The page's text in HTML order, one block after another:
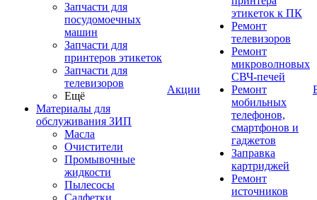
Запчасти для
посудомоечных
машин
Запчасти для
принтеров этикеток
Запчасти для
телевизоров
Ещё
Материалы для
обслуживания ЗИП
Масла
Очистители
Промывочные
жидкости
Пылесосы
Салфетки
Акции
этикеток к ПК
Ремонт
телевизоров
Ремонт
микроволновых
СВЧ-печей
Ремонт
мобильных
телефонов,
смартфонов и
гаджетов
Заправка
картриджей
Ремонт
источников